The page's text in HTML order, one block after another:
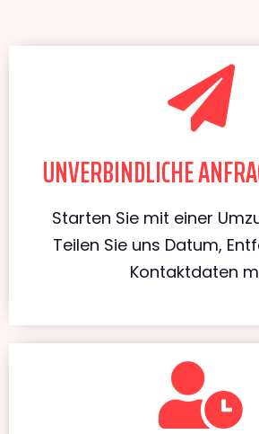
UNVERBINDLICHE
Starten Sie mit einer
Teilen Sie uns Datum,
Kontaktdaten